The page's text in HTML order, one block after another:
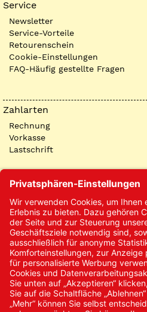
Service
Newsletter
Service-Vorteile
Retourenschein
Cookie-Einstellungen
FAQ-Häufig gestellte Fragen
Zahlarten
Rechnung
Vorkasse
Lastschrift
Kontakt
Kontakt/Anfrage
Neukundenanmeldung
Kennwort vergessen